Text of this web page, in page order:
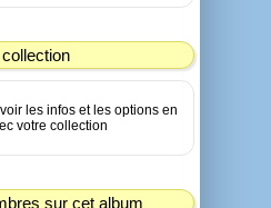
les infos et les options en
votre collection
sur cet album